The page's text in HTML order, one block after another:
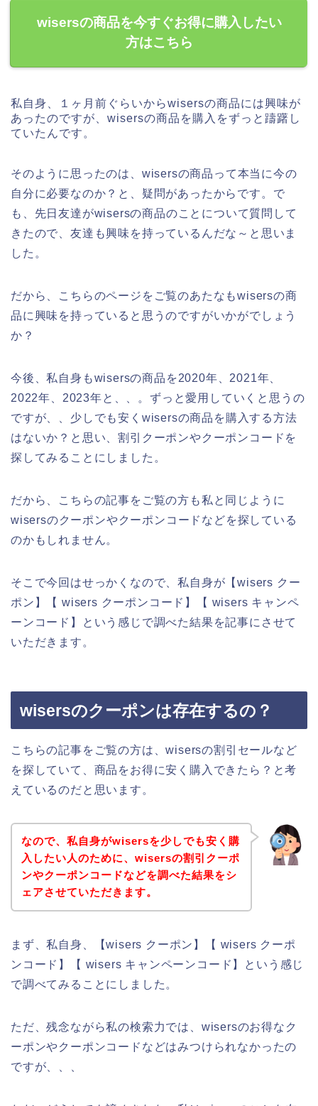
wisersの商品を今すぐお得に購入したい
方はこちら
私自身、１ヶ月前ぐらいからwisersの商品には興味が
あったのですが、wisersの商品を購入をずっと躊躇し
ていたんです。
そのように思ったのは、wisersの商品って本当に今の
自分に必要なのか？と、疑問があったからです。で
も、先日友達がwisersの商品のことについて質問して
きたので、友達も興味を持っているんだな～と思いま
した。
だから、こちらのページをご覧のあたなもwisersの商
品に興味を持っていると思うのですがいかがでしょう
か？
今後、私自身もwisersの商品を2020年、2021年、
2022年、2023年と、、。ずっと愛用していくと思うの
ですが、、少しでも安くwisersの商品を購入する方法
はないか？と思い、割引クーポンやクーポンコードを
探してみることにしました。
だから、こちらの記事をご覧の方も私と同じように
wisersのクーポンやクーポンコードなどを探している
のかもしれません。
そこで今回はせっかくなので、私自身が【wisers クー
ポン】【 wisers クーポンコード】【 wisers キャンペ
ーンコード】という感じで調べた結果を記事にさせて
いただきます。
wisersのクーポンは存在するの？
こちらの記事をご覧の方は、wisersの割引セールなど
を探していて、商品をお得に安く購入できたら？と考
えているのだと思います。
なので、私自身がwisersを少しでも安く購
入したい人のために、wisersの割引クーポ
ンやクーポンコードなどを調べた結果をシ
ェアさせていただきます。
まず、私自身、【wisers クーポン】【 wisers クーポ
ンコード】【 wisers キャンペーンコード】という感じ
で調べてみることにしました。
ただ、残念ながら私の検索力では、wisersのお得なク
ーポンやクーポンコードなどはみつけられなかったの
ですが、、、